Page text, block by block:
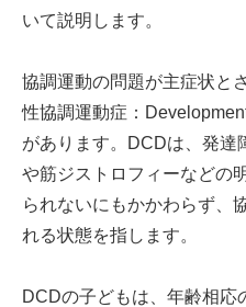
いて説明します。
協調運動の問題が主症状と
性協調運動症：
があります。DCDは、発達
や筋ジストロフィーなどの
られないにもかかわらず、
れる状態を指します。
DCDの子どもは、年齢相応